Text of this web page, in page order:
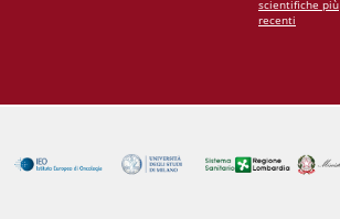
scientifiche più
recenti